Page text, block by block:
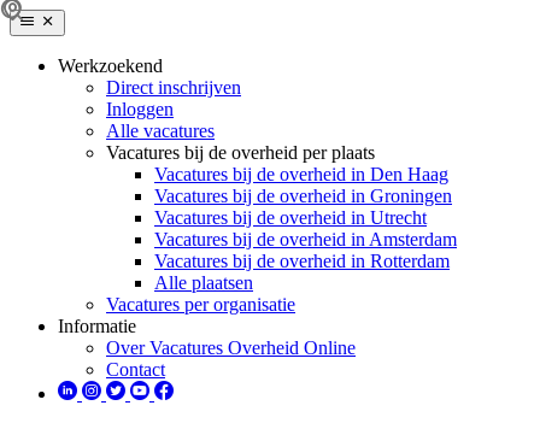
Werkzoekend
Direct inschrijven
Inloggen
Alle vacatures
Vacatures bij de overheid per plaats
Vacatures bij de overheid in Den Haag
Vacatures bij de overheid in Groningen
Vacatures bij de overheid in Utrecht
Vacatures bij de overheid in Amsterdam
Vacatures bij de overheid in Rotterdam
Alle plaatsen
Vacatures per organisatie
Informatie
Over Vacatures Overheid Online
Contact